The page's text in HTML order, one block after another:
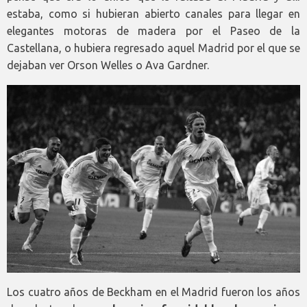
estaba, como si hubieran abierto canales para llegar en
elegantes motoras de madera por el Paseo de la
Castellana, o hubiera regresado aquel Madrid por el que se
dejaban ver Orson Welles o Ava Gardner.
Los cuatro años de Beckham en el Madrid fueron los años